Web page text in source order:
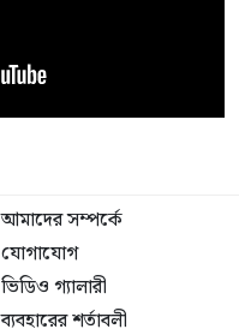
আমাদের সম্পর্কে
যোগাযোগ
ভিডিও গ্যালারী
ব্যবহারের শর্তাবলী